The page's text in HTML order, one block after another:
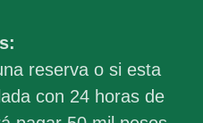
reserva o si esta
con 24 horas de